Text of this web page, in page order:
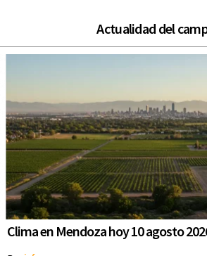
Actualidad del
Clima en Mendoza hoy 10 agosto